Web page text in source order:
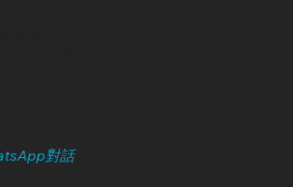
對話）